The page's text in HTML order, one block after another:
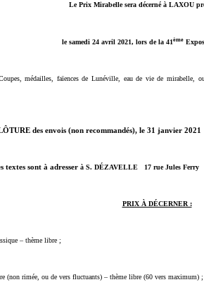
Le Prix Mirabelle sera décerné à LAXOU
le samedi 24 avril 2021, lors de la 41ème
médailles, faïences de Lunéville, eau de vie de mirabelle,
des envois (non recommandés), le 31 janvier 2021
textes sont à adresser à S. DÉZAVELLE 17 rue Jules Ferry
PRIX À DÉCERNER :
– thème libre ;
(non rimée, ou de vers fluctuants) – thème libre (60 vers maximum) ;